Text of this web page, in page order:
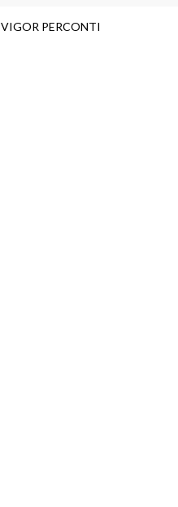
VIGOR PERCONTI